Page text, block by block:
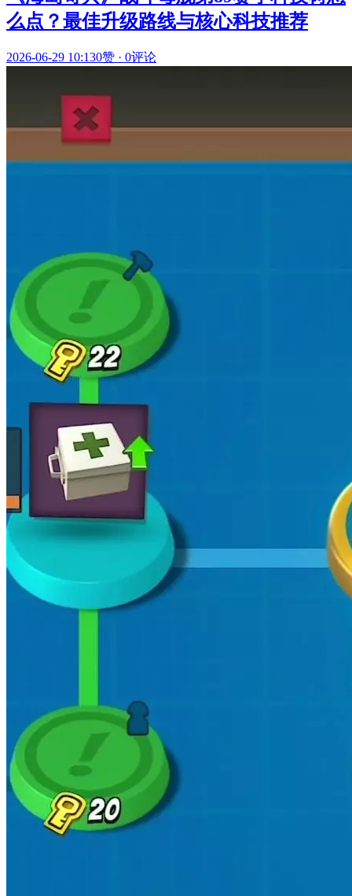
么点？最佳升级路线与核心科技推荐
2026-06-29 10:130赞 · 0评论